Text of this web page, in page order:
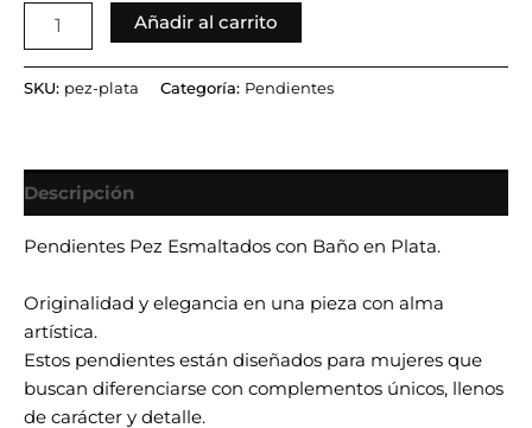
Añadir al carrito
SKU: pez-plata Categoría: Pendientes
Descripción
Pendientes Pez Esmaltados con Baño en Plata.
Originalidad y elegancia en una pieza con alma
artística.
Estos pendientes están diseñados para mujeres que
buscan diferenciarse con complementos únicos, llenos
de carácter y detalle.